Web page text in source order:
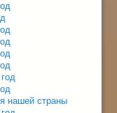
нашей страны